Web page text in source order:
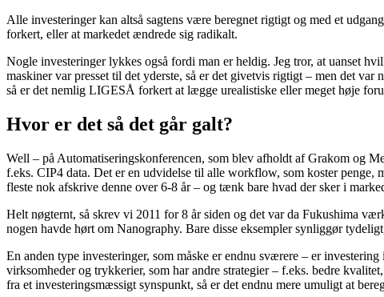
Alle investeringer kan altså sagtens være beregnet rigtigt og med et
forkert, eller at markedet ændrede sig radikalt.
Nogle investeringer lykkes også fordi man er heldig. Jeg tror, at uanset
maskiner var presset til det yderste, så er det givetvis rigtigt – men det
så er det nemlig LIGESÅ forkert at lægge urealistiske eller meget høje
Hvor er det så det går galt?
Well – på Automatiseringskonferencen, som blev afholdt af Grakom og
f.eks. CIP4 data. Det er en udvidelse til alle workflow, som koster penge,
fleste nok afskrive denne over 6-8 år – og tænk bare hvad der sker i
Helt nøgternt, så skrev vi 2011 for 8 år siden og det var da Fukushima
nogen havde hørt om Nanography. Bare disse eksempler synliggør
En anden type investeringer, som måske er endnu sværere – er
virksomheder og trykkerier, som har andre strategier – f.eks. bedre
fra et investeringsmæssigt synspunkt, så er det endnu mere umuligt at